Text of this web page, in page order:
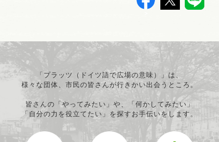
「プラッツ（ドイツ語で広場の意味）」は、
様々な団体、市民の皆さんが行きかい出会うところ。
皆さんの「やってみたい」や、「何かしてみたい」
「自分の力を役立てたい」を探すお手伝いをします。